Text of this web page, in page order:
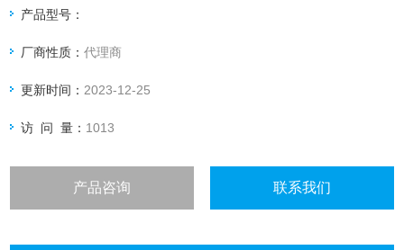
温度。此外，由于能够即时检测异常温度，从而可以尽早纠正
产品型号：
厂商性质：代理商
更新时间： 2023-12-25
访 问 量： 1013
产品咨询 联系我们